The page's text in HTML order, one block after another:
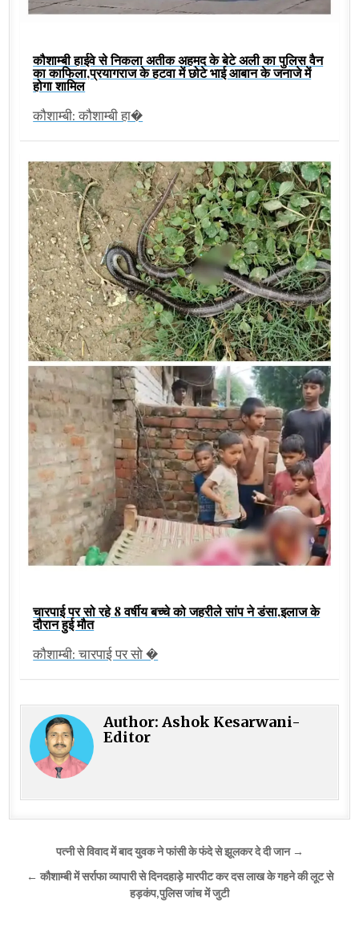
कौशाम्बी हाईवे से निकला अतीक अहमद के बेटे अली का पुलिस वैन
का काफिला,प्रयागराज के हटवा में छोटे भाई आबान के जनाजे में
होगा शामिल
कौशाम्बी: कौशाम्बी हा�
चारपाई पर सो रहे 8 वर्षीय बच्चे को जहरीले सांप ने डंसा,इलाज के
दौरान हुई मौत
कौशाम्बी: चारपाई पर सो �
Author:Ashok Kesarwani-
Editor
navigation
पत्नी से विवाद में बाद युवक ने फांसी के फंदे से झूलकर दे दी जान →
← कौशाम्बी में सर्राफा व्यापारी से दिनदहाड़े मारपीट कर दस लाख के गहने की लूट से
हड़कंप,पुलिस जांच में जुटी